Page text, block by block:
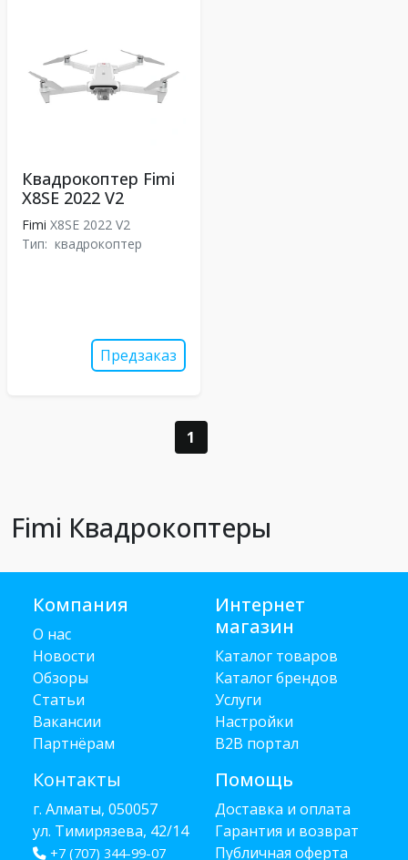
Квадрокоптер Fimi
X8SE 2022 V2
Fimi X8SE 2022 V2
Тип: квадрокоптер
Предзаказ
1
Fimi Квадрокоптеры
Компания
О нас
Новости
Обзоры
Статьи
Вакансии
Партнёрам
Контакты
г. Алматы, 050057
ул. Тимирязева, 42/14
+7 (707) 344-99-07
Интернет
магазин
Каталог товаров
Каталог брендов
Услуги
Настройки
B2B портал
Помощь
Доставка и оплата
Гарантия и возврат
Публичная оферта